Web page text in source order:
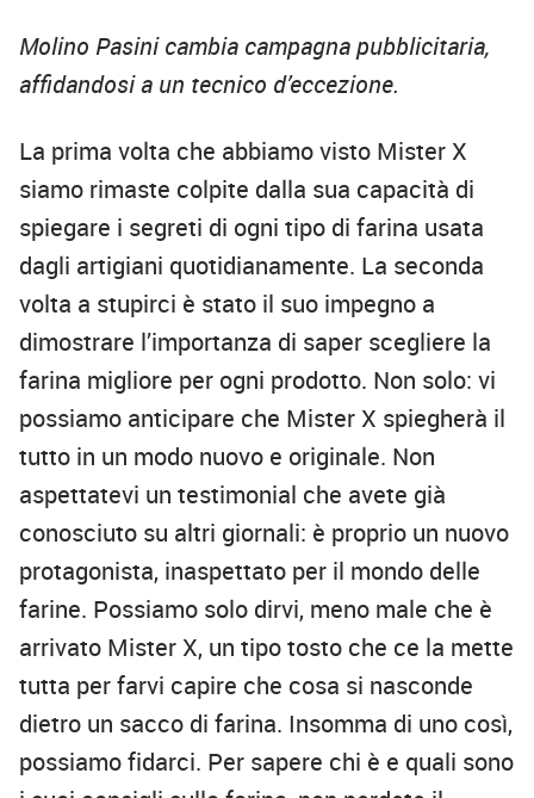
Molino Pasini cambia campagna pubblicitaria,
affidandosi a un tecnico d’eccezione.
La prima volta che abbiamo visto Mister X
siamo rimaste colpite dalla sua capacità di
spiegare i segreti di ogni tipo di farina usata
dagli artigiani quotidianamente. La seconda
volta a stupirci è stato il suo impegno a
dimostrare l’importanza di saper scegliere la
farina migliore per ogni prodotto. Non solo: vi
possiamo anticipare che Mister X spiegherà il
tutto in un modo nuovo e originale. Non
aspettatevi un testimonial che avete già
conosciuto su altri giornali: è proprio un nuovo
protagonista, inaspettato per il mondo delle
farine. Possiamo solo dirvi, meno male che è
arrivato Mister X, un tipo tosto che ce la mette
tutta per farvi capire che cosa si nasconde
dietro un sacco di farina. Insomma di uno così,
possiamo fidarci. Per sapere chi è e quali sono